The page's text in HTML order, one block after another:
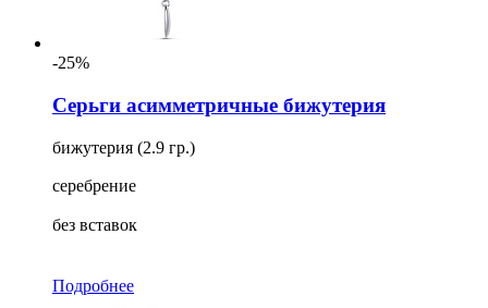
-25%
Серьги асимметричные бижутерия
бижутерия (2.9 гр.)
серебрение
без вставок
Подробнее